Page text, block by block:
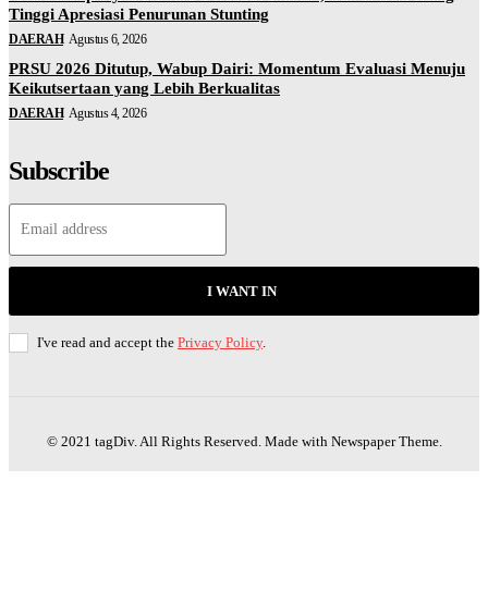
Tinggi Apresiasi Penurunan Stunting
DAERAH Agustus 6, 2026
PRSU 2026 Ditutup, Wabup Dairi: Momentum Evaluasi Menuju
Keikutsertaan yang Lebih Berkualitas
DAERAH Agustus 4, 2026
Subscribe
I WANT IN
I've read and accept the Privacy Policy.
© 2021 tagDiv. All Rights Reserved. Made with Newspaper Theme.